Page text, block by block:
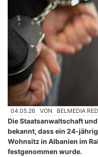
04.05.26 VON BELMEDIA
Die Staatsanwaltschaft
bekannt, dass ein 24-
Wohnsitz in Albanien im
festgenommen wurde.